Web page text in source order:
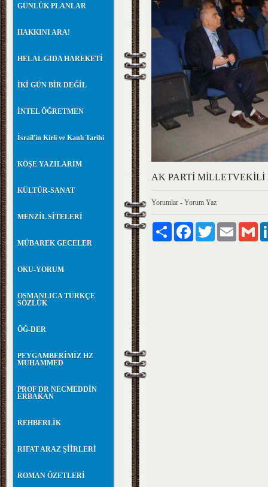
GÜNLÜK PLANLAR
HAKKINI ARA!
HELAL GIDA HAREKETİ
İKİ GÜN BİR DEĞİL
İNTEL ÖĞRETMEN
İsrail'in Kirli ve Kanlı Tarihi
KÖŞE YAZILARIM
KÜLTÜR-SANAT
MENZİL SİTELERİ
MÜBAREK GECELER
OKU-YORUM
OSMANLICA TÜRKÇE
SÖZLÜK
ÖĞ-DER
PEYGAMBERİMİZ HZ
MUHAMMED
PROF DR NECMEDDİN
ERBAKAN
REHBERLİK
RIFAT ARAZ ŞİİRLERİ
ROMAN ÖZETLERİ
AK PARTİ
Yorumlar - Yorum Yaz
Paylaş FacebookTwitter Email